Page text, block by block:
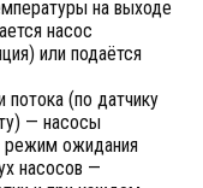
на выходе
насос
или подаётся
потока (по датчику
— насосы
режим ожидания
насосов —